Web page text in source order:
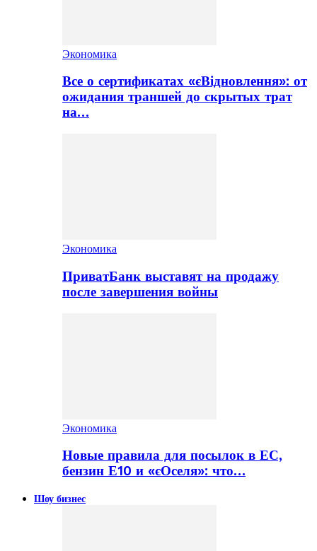
Экономика
Все о сертификатах «єВідновлення»: от
ожидания траншей до скрытых трат
на…
Экономика
ПриватБанк выставят на продажу
после завершения войны
Экономика
Новые правила для посылок в ЕС,
бензин Е10 и «єОселя»: что…
Шоу бизнес